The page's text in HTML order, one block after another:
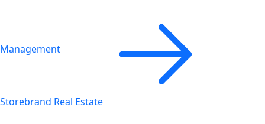
Management
Storebrand Real Estate